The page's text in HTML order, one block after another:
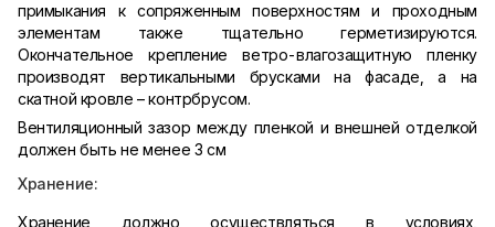
примыкания к сопряженным поверхностям и проходным
элементам также тщательно герметизируются.
Окончательное крепление ветро-влагозащитную пленку
производят вертикальными брусками на фасаде, а на
скатной кровле – контрбрусом.
Вентиляционный зазор между пленкой и внешней отделкой
должен быть не менее 3 см
Хранение:
Хранение должно осуществляться в условиях,